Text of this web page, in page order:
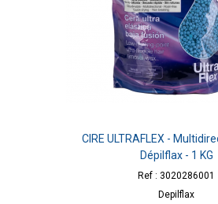
CIRE ULTRAFLEX -
Dépilflax - 1 KG
Ref : 3020286001
Depilflax